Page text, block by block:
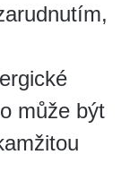
může být